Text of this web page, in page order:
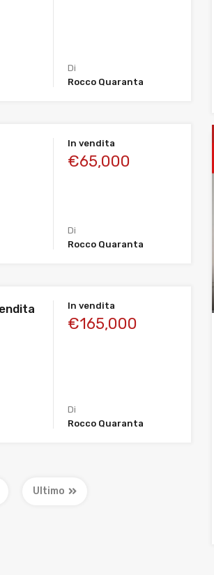
Di
Rocco Quaranta
In vendita
€65,000
Di
Rocco Quaranta
In vendita
€165,000
Di
Rocco Quaranta
Ultimo